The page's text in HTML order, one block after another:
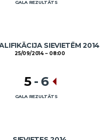
GALA REZULTĀTS
SIEVIETĒM 2014
25/09/2014 08:00
5 - 6
GALA REZULTĀTS